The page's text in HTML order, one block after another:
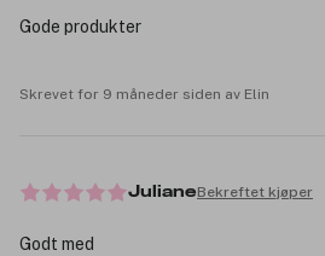
Gode produkter
Skrevet for 9 måneder siden av Elin
JulianeBekreftet kjøper
Godt med